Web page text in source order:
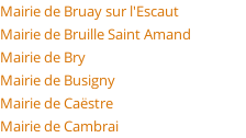
Mairie de Bruay sur l'Escaut
Mairie de Bruille Saint Amand
Mairie de Bry
Mairie de Busigny
Mairie de Caëstre
Mairie de Cambrai